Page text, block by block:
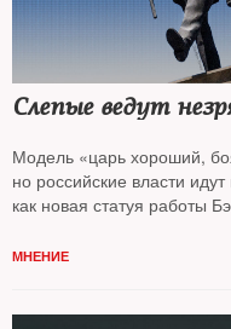
Слепые ведут
Модель «царь хороший,
но российские власти
как новая статуя работы
МНЕНИЕ